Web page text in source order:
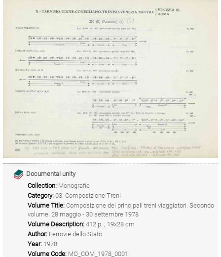
Documental unity
Collection: Monografie
Category: 03. Composizione Treni
Volume Title: Composizione dei principali treni viaggiatori. Secondo
volume. 28 maggio - 30 settembre 1978
Volume Description: 412 p. ; 19x28 cm
Author: Ferrovie dello Stato
Year: 1978
Volume Code: MO_COM_1978_0001